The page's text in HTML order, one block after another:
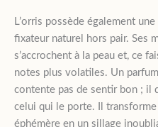
L’orris possède également
fixateur naturel hors pair. Ses
s’accrochent à la peau et, ce
notes plus volatiles. Un
contente pas de sentir bon ; il
celui qui le porte. Il
éphémère en un sillage